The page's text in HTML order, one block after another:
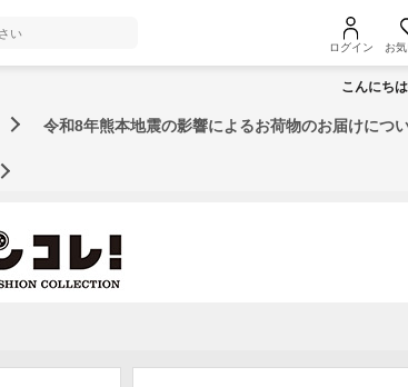
ログイン お
こんにち
令和8年熊本地震の影響によるお荷物のお届けにつ